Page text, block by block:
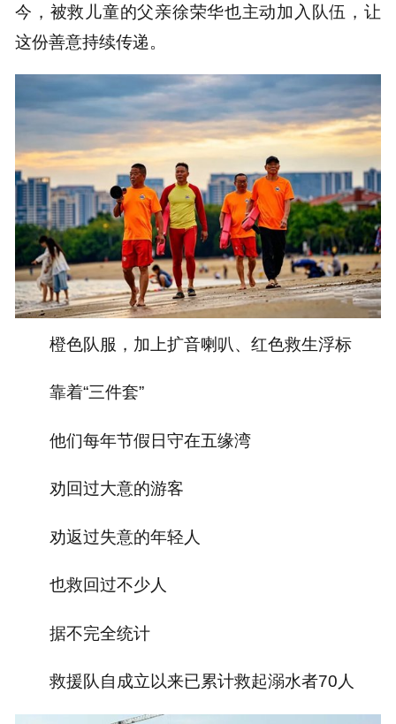
今，被救儿童的父亲徐荣华也主动加入队伍，让
这份善意持续传递。
橙色队服，加上扩音喇叭、红色救生浮标
靠着“三件套”
他们每年节假日守在五缘湾
劝回过大意的游客
劝返过失意的年轻人
也救回过不少人
据不完全统计
救援队自成立以来已累计救起溺水者70人